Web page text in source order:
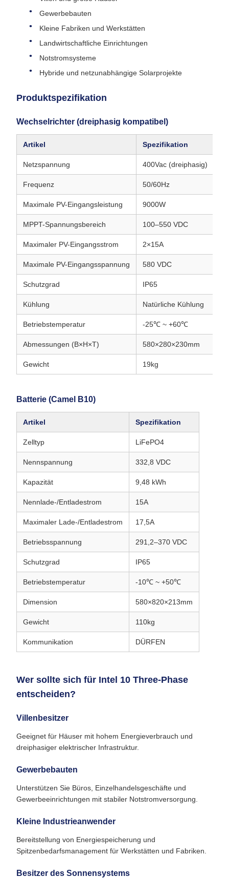
Gewerbebauten
Kleine Fabriken und Werkstätten
Landwirtschaftliche Einrichtungen
Notstromsysteme
Hybride und netzunabhängige Solarprojekte
Produktspezifikation
Wechselrichter (dreiphasig kompatibel)
Artikel Spezifikation
Netzspannung 400Vac (dreiphasig)
Frequenz 50/60Hz
Maximale PV-Eingangsleistung 9000W
MPPT-Spannungsbereich 100–550 VDC
Maximaler PV-Eingangsstrom 2×15A
Maximale PV-Eingangsspannung 580 VDC
Schutzgrad IP65
Kühlung Natürliche Kühlung
Betriebstemperatur -25℃ ~ +60℃
Abmessungen (B×H×T) 580×280×230mm
Gewicht 19kg
Batterie (Camel B10)
Artikel Spezifikation
Zelltyp LiFePO4
Nennspannung 332,8 VDC
Kapazität 9,48 kWh
Nennlade-/Entladestrom 15A
Maximaler Lade-/Entladestrom 17,5A
Betriebsspannung 291,2–370 VDC
Schutzgrad IP65
Betriebstemperatur -10℃ ~ +50℃
Dimension 580×820×213mm
Gewicht 110kg
Kommunikation DÜRFEN
Wer sollte sich für Intel 10 Three-Phase
entscheiden?
Villenbesitzer
Geeignet für Häuser mit hohem Energieverbrauch und
dreiphasiger elektrischer Infrastruktur.
Gewerbebauten
Unterstützen Sie Büros, Einzelhandelsgeschäfte und
Gewerbeeinrichtungen mit stabiler Notstromversorgung.
Kleine Industrieanwender
Bereitstellung von Energiespeicherung und
Spitzenbedarfsmanagement für Werkstätten und Fabriken.
Besitzer des Sonnensystems